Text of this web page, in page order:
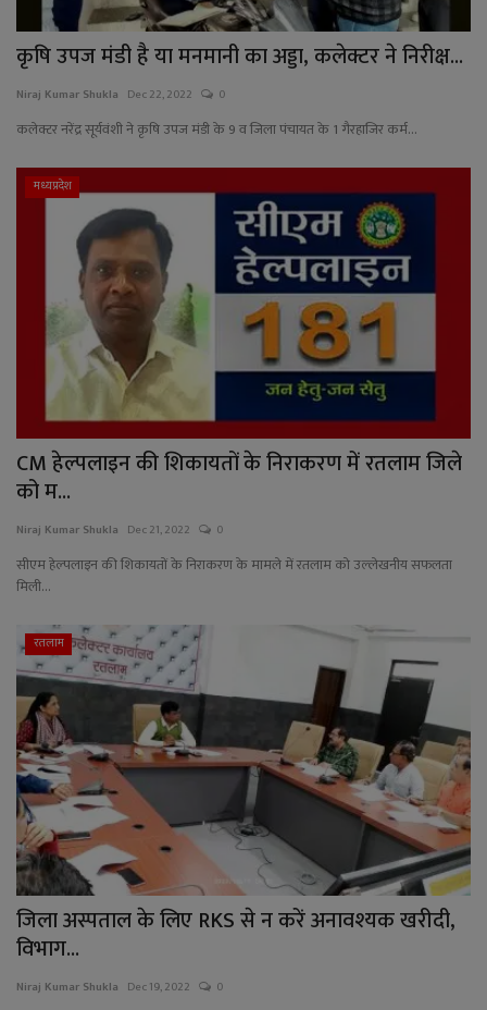
कृषि उपज मंडी है या मनमानी का अड्डा, कलेक्टर ने निरीक्ष...
Niraj Kumar Shukla Dec 22, 2022 0
कलेक्टर नरेंद्र सूर्यवंशी ने कृषि उपज मंडी के 9 व जिला पंचायत के 1 गैरहाजिर कर्म...
मध्यप्रदेश
CM हेल्पलाइन की शिकायतों के निराकरण में रतलाम जिले
को म...
Niraj Kumar Shukla Dec 21, 2022 0
सीएम हेल्पलाइन की शिकायतों के निराकरण के मामले में रतलाम को उल्लेखनीय सफलता
मिली...
रतलाम
जिला अस्पताल के लिए RKS से न करें अनावश्यक खरीदी,
विभाग...
Niraj Kumar Shukla Dec 19, 2022 0